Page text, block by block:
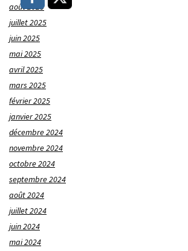
août 2025
juillet 2025
juin 2025
mai 2025
avril 2025
mars 2025
février 2025
janvier 2025
décembre 2024
novembre 2024
octobre 2024
septembre 2024
août 2024
juillet 2024
juin 2024
mai 2024